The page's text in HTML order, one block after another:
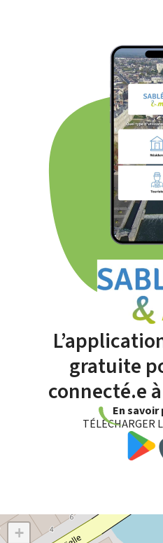
gratuite
connecté.e
En savoir
TÉLÉCHARGER
+